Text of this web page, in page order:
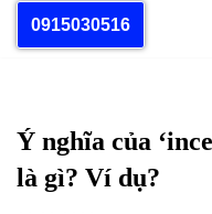
0915030516
Ý nghĩa của
là gì? Ví dụ?